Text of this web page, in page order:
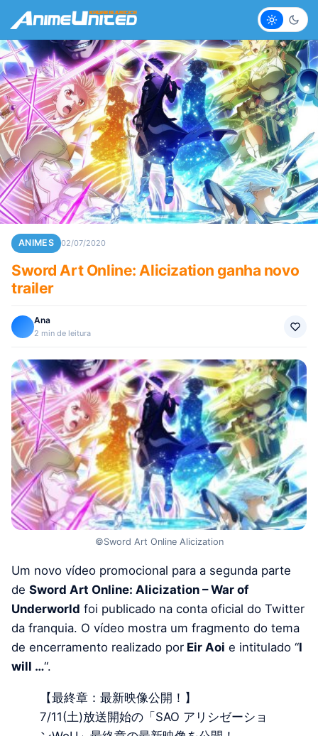
Claro
ANIMES 02/07/2020
Sword Art Online: Alicization ganha novo
trailer
Ana
2 min de leitura
©Sword Art Online Alicization
Um novo vídeo promocional para a segunda parte
de Sword Art Online: Alicization – War of
Underworld foi publicado na conta oficial do Twitter
da franquia. O vídeo mostra um fragmento do tema
de encerramento realizado por Eir Aoi e intitulado “I
will …“.
【最終章：最新映像公開！】
7/11(土)放送開始の「SAO アリシゼーショ